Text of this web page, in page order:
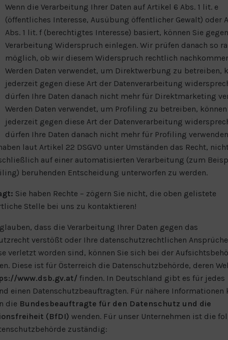
Wenn die Verarbeitung Ihrer Daten auf Artikel 6 Abs. 1 lit. e
(öffentliches Interesse, Ausübung öffentlicher Gewalt) oder
Abs. 1 lit. f (berechtigtes Interesse) basiert, können Sie
Verarbeitung Widerspruch einlegen. Wir prüfen danach so
möglich, ob wir diesem Widerspruch rechtlich
Werden Daten verwendet, um Direktwerbung zu betreiben,
jederzeit gegen diese Art der Datenverarbeitung
dürfen Ihre Daten danach nicht mehr für Direktmarketing
Werden Daten verwendet, um Profiling zu betreiben, können
jederzeit gegen diese Art der Datenverarbeitung
dürfen Ihre Daten danach nicht mehr für Profiling
laut Artikel 22 DSGVO unter Umständen das Recht,
auf einer automatisierten Verarbeitung (zum
beruhenden Entscheidung unterworfen zu werden.
Sie haben Rechte – zögern Sie nicht, die oben gelistete
Stelle bei uns zu kontaktieren!
dass die Verarbeitung Ihrer Daten gegen das
verstößt oder Ihre datenschutzrechtlichen
verletzt worden sind, können Sie sich bei der
Diese ist für Österreich die Datenschutzbehörde, deren
www.dsb.gv.at/finden. In Deutschland gibt es für jedes
einen Datenschutzbeauftragten. Für nähere Informationen
die Bundesbeauftragte für den Datenschutz und die
(BfDI) wenden. Für unser Unternehmen ist die
zuständig: